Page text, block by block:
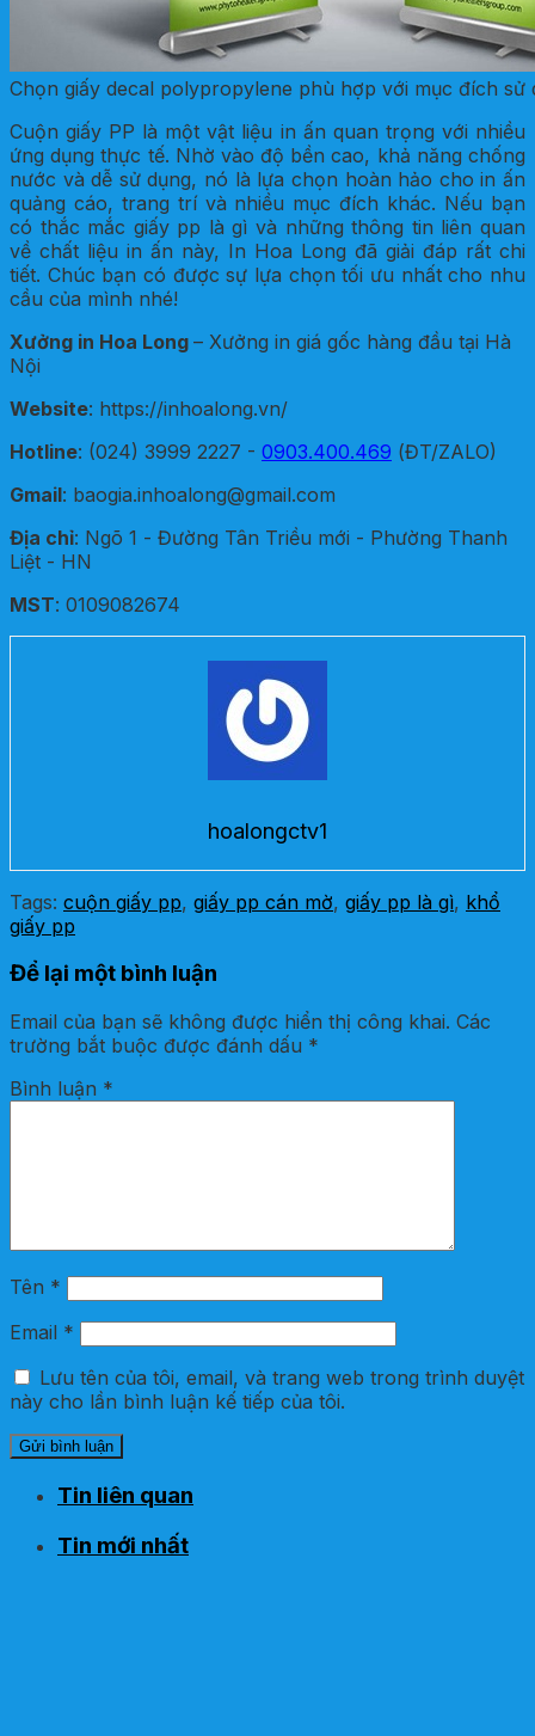
Chọn giấy decal polypropylene phù hợp với mục đích sử
Cuộn giấy PP là một vật liệu in ấn quan trọng với nhiều
ứng dụng thực tế. Nhờ vào độ bền cao, khả năng chống
nước và dễ sử dụng, nó là lựa chọn hoàn hảo cho in ấn
quảng cáo, trang trí và nhiều mục đích khác. Nếu bạn
có thắc mắc giấy pp là gì và những thông tin liên quan
về chất liệu in ấn này, In Hoa Long đã giải đáp rất chi
tiết. Chúc bạn có được sự lựa chọn tối ưu nhất cho nhu
cầu của mình nhé!
Xưởng in Hoa Long – Xưởng in giá gốc hàng đầu tại Hà
Nội
Website: https://inhoalong.vn/
Hotline: (024) 3999 2227 - 0903.400.469 (ĐT/ZALO)
Gmail: baogia.inhoalong@gmail.com
Địa chỉ: Ngõ 1 - Đường Tân Triều mới - Phường Thanh
Liệt - HN
MST: 0109082674
hoalongctv1
Tags: cuộn giấy pp, giấy pp cán mờ, giấy pp là gì, khổ
giấy pp
Để lại một bình luận
Email của bạn sẽ không được hiển thị công khai. Các
trường bắt buộc được đánh dấu *
Bình luận *
Tên *
Email *
Lưu tên của tôi, email, và trang web trong trình duyệt
này cho lần bình luận kế tiếp của tôi.
Tin liên quan
Tin mới nhất